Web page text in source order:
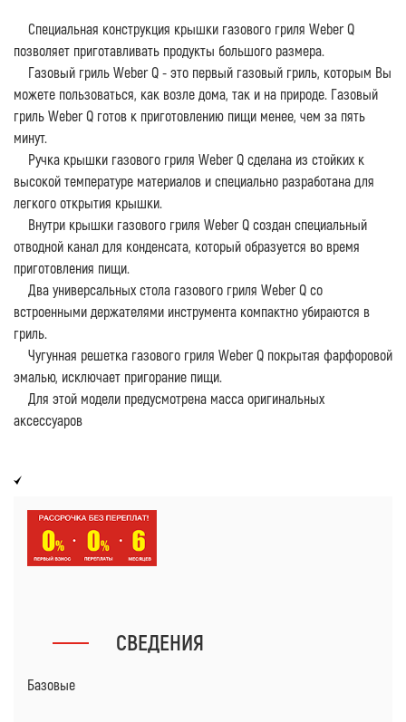
Специальная конструкция крышки газового гриля Weber Q
позволяет приготавливать продукты большого размера.
Газовый гриль Weber Q - это первый газовый гриль, которым Вы
можете пользоваться, как возле дома, так и на природе. Газовый
гриль Weber Q готов к приготовлению пищи менее, чем за пять
минут.
Ручка крышки газового гриля Weber Q сделана из стойких к
высокой температуре материалов и специально разработана для
легкого открытия крышки.
Внутри крышки газового гриля Weber Q создан специальный
отводной канал для конденсата, который образуется во время
приготовления пищи.
Два универсальных стола газового гриля Weber Q со
встроенными держателями инструмента компактно убираются в
гриль.
Чугунная решетка газового гриля Weber Q покрытая фарфоровой
эмалью, исключает пригорание пищи.
Для этой модели предусмотрена масса оригинальных
аксессуаров
СВЕДЕНИЯ
Базовые